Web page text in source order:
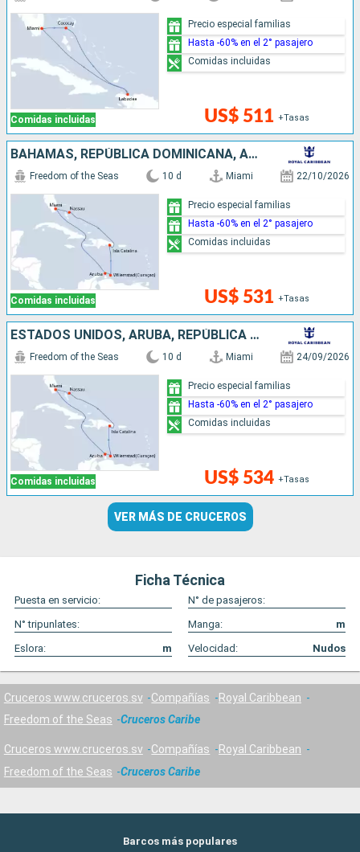
Comidas incluidas US$ 511 +Tasas
Precio especial familias
Hasta -60% en el 2° pasajero
Comidas incluidas
BAHAMAS, REPÚBLICA DOMINICANA, ARUBA, ESTADOS UNIDOS
Comidas incluidas
Freedom of the Seas 10 d Miami 22/10/2026
US$ 531 +Tasas
Precio especial familias
Hasta -60% en el 2° pasajero
Comidas incluidas
ESTADOS UNIDOS, ARUBA, REPÚBLICA DOMINICANA, BAHAMAS
Comidas incluidas
Freedom of the Seas 10 d Miami 24/09/2026
US$ 534 +Tasas
Precio especial familias
Hasta -60% en el 2° pasajero
Comidas incluidas
VER MÁS DE CRUCEROS
Ficha Técnica
Puesta en servicio:
N° de pasajeros:
N° tripunlates:
Manga:
m
Eslora:
m Velocidad: Nudos
Cruceros www.cruceros.sv Compañías
Royal Caribbean
Freedom of the Seas
Cruceros Caribe
Cruceros www.cruceros.sv Compañías
Royal Caribbean
Freedom of the Seas
Cruceros Caribe
Barcos más populares